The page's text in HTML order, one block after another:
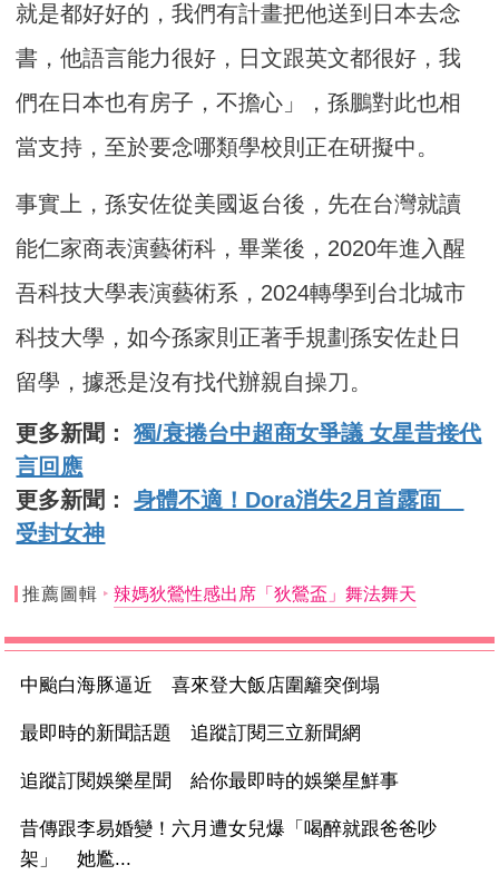
就是都好好的，我們有計畫把他送到日本去念
書，他語言能力很好，日文跟英文都很好，我
們在日本也有房子，不擔心」，孫鵬對此也相
當支持，至於要念哪類學校則正在研擬中。
事實上，孫安佐從美國返台後，先在台灣就讀
能仁家商表演藝術科，畢業後，2020年進入醒
吾科技大學表演藝術系，2024轉學到台北城市
科技大學，如今孫家則正著手規劃孫安佐赴日
留學，據悉是沒有找代辦親自操刀。
更多新聞：獨/衰捲台中超商女爭議 女星昔接代
言回應
更多新聞：身體不適！Dora消失2月首露面
受封女神
推薦圖輯 辣媽狄鶯性感出席「狄鶯盃」舞法舞天
中颱白海豚逼近 喜來登大飯店圍籬突倒塌
最即時的新聞話題 追蹤訂閱三立新聞網
追蹤訂閱娛樂星聞 給你最即時的娛樂星鮮事
昔傳跟李易婚變！六月遭女兒爆「喝醉就跟爸爸吵
架」 她尷...